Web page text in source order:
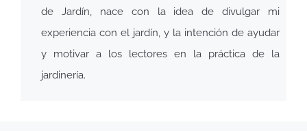
de Jardín, nace con la idea de divulgar mi
experiencia con el jardín, y la intención de ayudar
y motivar a los lectores en la práctica de la
jardinería.